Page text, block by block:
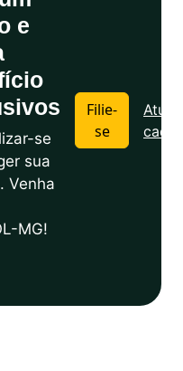
e
se
sua
Venha
MG!
Filie-
se